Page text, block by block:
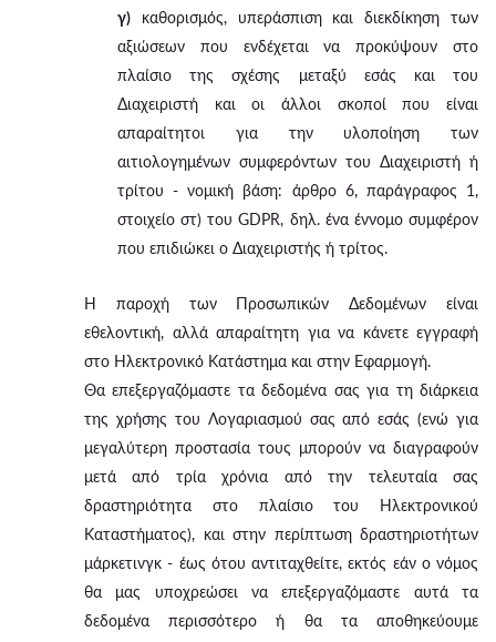
γ) καθορισμός, υπεράσπιση και διεκδίκηση των
αξιώσεων που ενδέχεται να προκύψουν στο
πλαίσιο της σχέσης μεταξύ εσάς και του
Διαχειριστή και οι άλλοι σκοποί που είναι
απαραίτητοι για την υλοποίηση των
αιτιολογημένων συμφερόντων του Διαχειριστή ή
τρίτου - νομική βάση: άρθρο 6, παράγραφος 1,
στοιχείο στ) του GDPR, δηλ. ένα έννομο συμφέρον
που επιδιώκει ο Διαχειριστής ή τρίτος.
Η παροχή των Προσωπικών Δεδομένων είναι
εθελοντική, αλλά απαραίτητη για να κάνετε εγγραφή
στο Ηλεκτρονικό Κατάστημα και στην Εφαρμογή.
Θα επεξεργαζόμαστε τα δεδομένα σας για τη διάρκεια
της χρήσης του Λογαριασμού σας από εσάς (ενώ για
μεγαλύτερη προστασία τους μπορούν να διαγραφούν
μετά από τρία χρόνια από την τελευταία σας
δραστηριότητα στο πλαίσιο του Ηλεκτρονικού
Καταστήματος), και στην περίπτωση δραστηριοτήτων
μάρκετινγκ - έως ότου αντιταχθείτε, εκτός εάν ο νόμος
θα μας υποχρεώσει να επεξεργαζόμαστε αυτά τα
δεδομένα περισσότερο ή θα τα αποθηκεύουμε